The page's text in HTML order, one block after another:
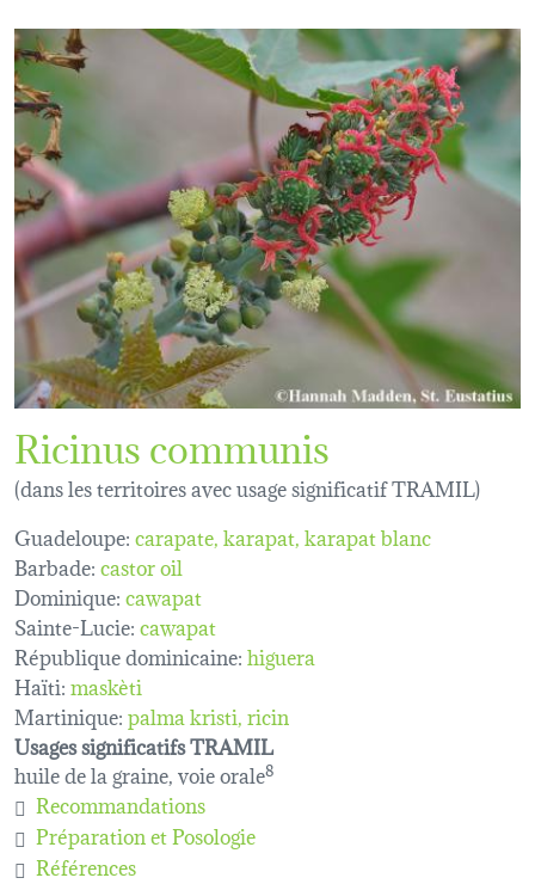
Ricinus communis
(dans les territoires avec usage significatif TRAMIL)
Guadeloupe:carapate karapat karapat blanc
Barbade:castor oil
Dominique:cawapat
Sainte-Lucie:cawapat
République dominicaine:higuera
Haïti:maskèti
Martinique:palma kristi ricin
Usages significatifs TRAMIL
huile de la graine, voie orale8
Recommandations
Préparation et Posologie
Références